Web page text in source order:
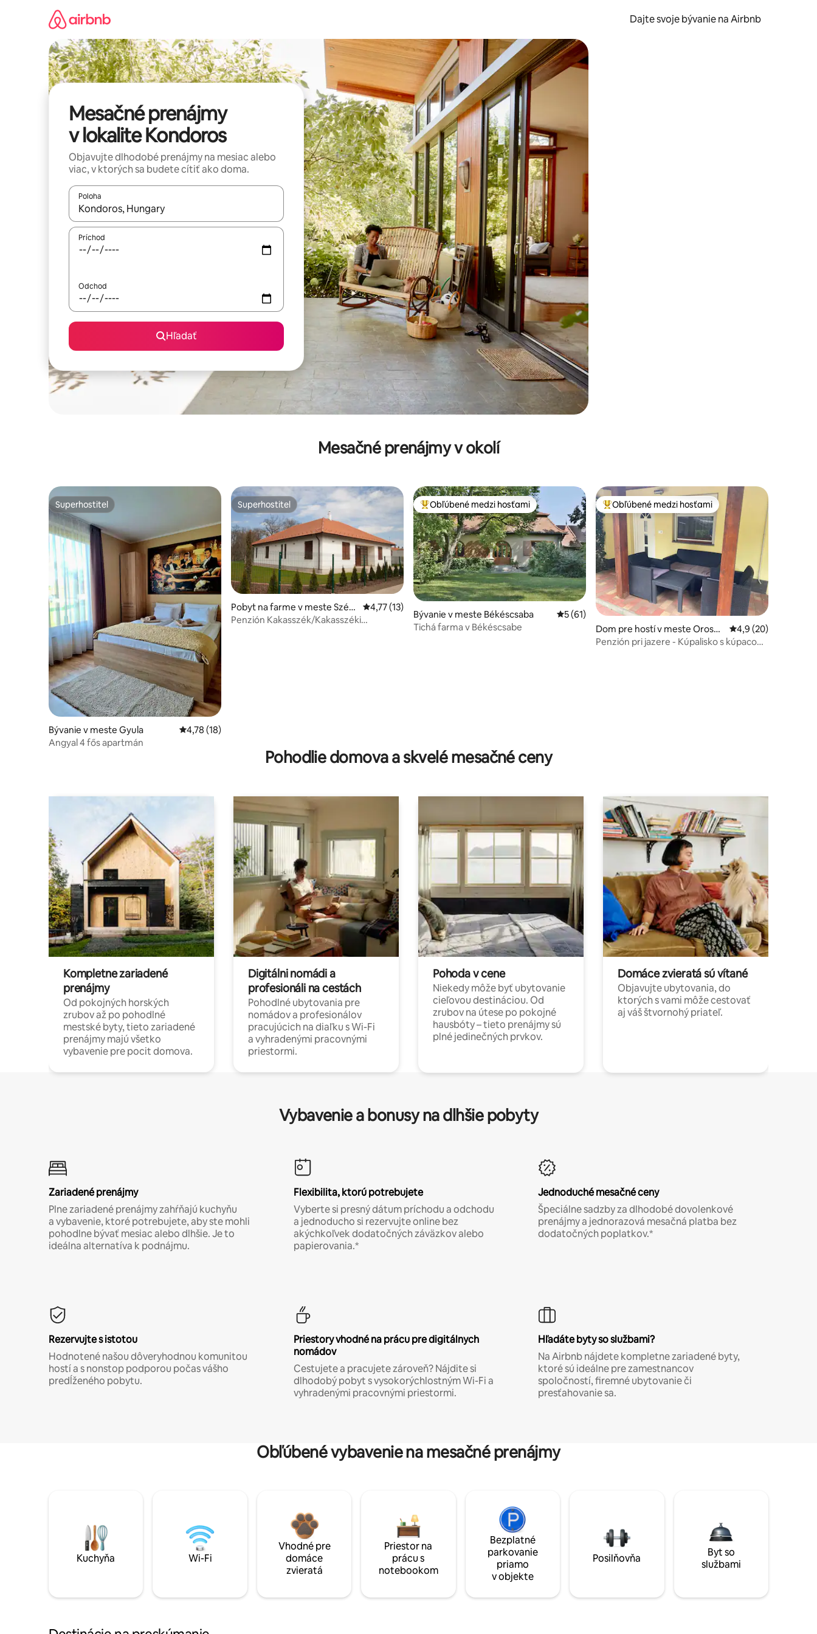
Dajte svoje bývanie na Airbnb
Mesačné prenájmy
v lokalite Kondoros
Objavujte dlhodobé prenájmy na mesiac alebo
viac, v ktorých sa budete cítiť ako doma.
Poloha
Keď budú výsledky k dispozícii, môžete si ich prechádzať pomocou klávesov so šípkami nahor a nadol alebo ich preskúmať pomocou dotykových gest či potiahnutia prstom.
Príchod
Odchod
Hľadať
Mesačné prenájmy v okolí
Superhostiteľ
Superhostiteľ
Bývanie v meste Gyula Priemerné ohodnotenie 4,78 z 5, počet hodnotení: 18
4,78 (18)
Angyal 4 fős apartmán
Superhostiteľ
Superhostiteľ
Pobyt na farme v meste Szék
kutas
Priemerné ohodnotenie 4,77 z 5, počet hodnotení: 13
4,77 (13)
Penzión Kakasszék/Kakasszéki
Najobľúbenejšie medzi hosťami
Obľúbené medzi hosťami
Bývanie v meste Békéscsaba Priemerné ohodnotenie 5 z 5, počet hodnotení: 61
5 (61)
Tichá farma v Békéscsabe
Najobľúbenejšie medzi hosťami
Obľúbené medzi hosťami
Dom pre hostí v meste Oroshá
za
Priemerné
4,9 (20)
Penzión pri jazere - Kúpalisko s kúpacou
Pohodlie domova a skvelé mesačné ceny
Kompletne zariadené
prenájmy
Od pokojných horských
zrubov až po pohodlné
mestské byty, tieto zariadené
prenájmy majú všetko
vybavenie pre pocit domova.
Digitálni nomádi a
profesionáli na cestách
Pohodlné ubytovania pre
nomádov a profesionálov
pracujúcich na diaľku s Wi-Fi
a vyhradenými pracovnými
priestormi.
Pohoda v cene
Niekedy môže byť ubytovanie
cieľovou destináciou. Od
zrubov na útese po pokojné
hausbóty – tieto prenájmy sú
plné jedinečných prvkov.
Domáce zvieratá sú vítané
Objavujte ubytovania, do
ktorých s vami môže cestovať
aj váš štvornohý priateľ.
Vybavenie a bonusy na dlhšie pobyty
Zariadené prenájmy
Plne zariadené prenájmy zahŕňajú kuchyňu
a vybavenie, ktoré potrebujete, aby ste mohli
pohodlne bývať mesiac alebo dlhšie. Je to
ideálna alternatíva k podnájmu.
Flexibilita, ktorú potrebujete
Vyberte si presný dátum príchodu a odchodu
a jednoducho si rezervujte online bez
akýchkoľvek dodatočných záväzkov alebo
papierovania.*
Jednoduché mesačné ceny
Špeciálne sadzby za dlhodobé dovolenkové
prenájmy a jednorazová mesačná platba bez
dodatočných poplatkov.*
Rezervujte s istotou
Hodnotené našou dôveryhodnou komunitou
hostí a s nonstop podporou počas vášho
predĺženého pobytu.
Priestory vhodné na prácu pre digitálnych
nomádov
Cestujete a pracujete zároveň? Nájdite si
dlhodobý pobyt s vysokorýchlostným Wi-Fi a
vyhradenými pracovnými priestormi.
Hľadáte byty so službami?
Na Airbnb nájdete kompletne zariadené byty,
ktoré sú ideálne pre zamestnancov
spoločností, firemné ubytovanie či
presťahovanie sa.
Obľúbené vybavenie na mesačné prenájmy
Kuchyňa Wi-Fi
Vhodné pre
domáce
zvieratá
Priestor na
prácu s
notebookom
Bezplatné
parkovanie
priamo
v objekte
Posilňovňa
Byt so
službami